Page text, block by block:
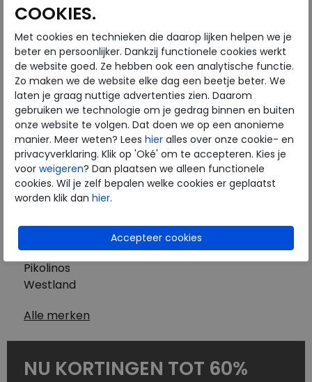
Gabor
Piedi Nudi
Pikolinos
Solidus
Think
Waldlaufer
Westland
Wolky
Herenschoenen
Australian
Birkenstock
Clarks
Mephisto
Pikolinos
Westland
Alle merken
NU KORTINGEN TOT 60%
COOKIES.
Met cookies en technieken die daarop lijken helpen we je
beter en persoonlijker. Dankzij functionele cookies werkt
de website goed. Ze hebben ook een analytische functie.
Zo maken we de website elke dag een beetje beter. We
laten je graag nuttige advertenties zien. Daarom
gebruiken we technologie om je gedrag binnen en buiten
onze website te volgen. Dat doen we op een anonieme
manier. Meer weten? Lees hier alles over onze cookie- en
privacyverklaring. Klik op 'Oké' om te accepteren. Kies je
voor weigeren? Dan plaatsen we alleen functionele
cookies. Wil je zelf bepalen welke cookies er geplaatst
worden klik dan hier.